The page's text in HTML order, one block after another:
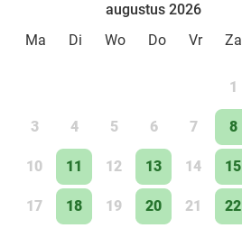
augustus 2026
Ma
Di Wo Do Vr Za
1
3 4 5 6 7 8
10 11 12 13 14 15
17 18 19 20 21 22